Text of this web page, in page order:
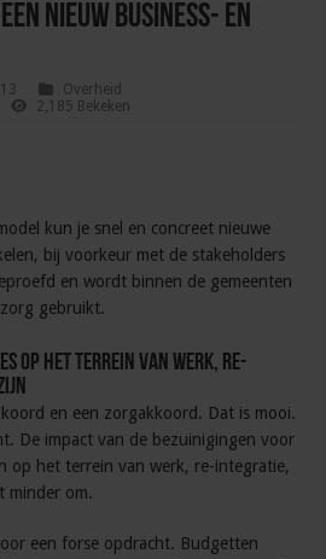
nieuw business- en
Overheid
2,185 Bekeken
kun je snel en concreet nieuwe
bij voorkeur met de stakeholders
en wordt binnen de gemeenten
gebruikt.
op het terrein van werk, re-
en een zorgakkoord. Dat is mooi.
De impact van de bezuinigingen voor
op het terrein van werk, re-integratie,
minder om.
een forse opdracht. Budgetten